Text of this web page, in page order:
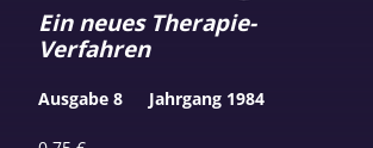
Ein neues Therapie-
Verfahren
Ausgabe 8 Jahrgang 1984